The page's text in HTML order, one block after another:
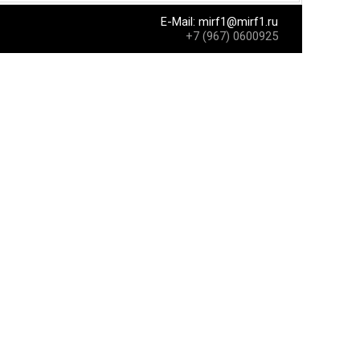
E-Mail: mirf1@mirf1.ru
+7 (967) 0600925